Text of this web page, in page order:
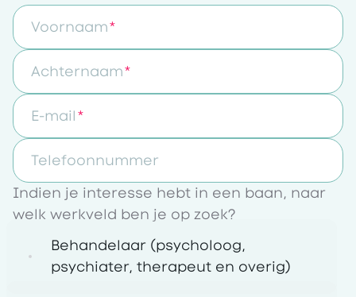
Voornaam
Achternaam
E-mail
Telefoonnummer
Indien je interesse hebt in een baan, naar
welk werkveld ben je op zoek?
Behandelaar (psycholoog,
psychiater, therapeut en overig)